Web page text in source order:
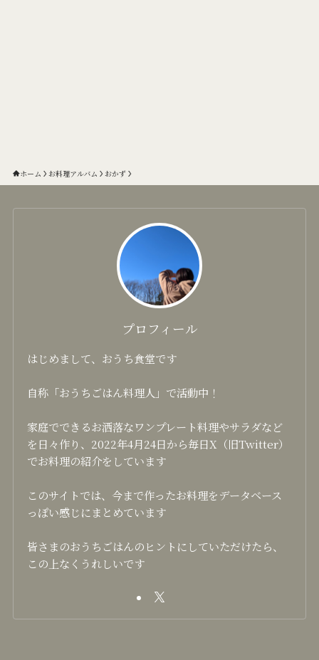
ホーム お料理アルバム おかず
プロフィール
はじめまして、おうち食堂です
自称「おうちごはん料理人」で活動中！
家庭でできるお洒落なワンプレート料理やサラダなど
を日々作り、2022年4月24日から毎日X（旧Twitter）
でお料理の紹介をしています
このサイトでは、今まで作ったお料理をデータベース
っぽい感じにまとめています
皆さまのおうちごはんのヒントにしていただけたら、
この上なくうれしいです